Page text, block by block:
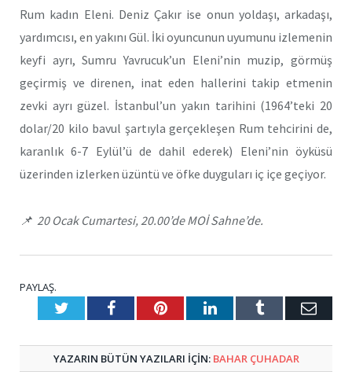
Rum kadın Eleni. Deniz Çakır ise onun yoldaşı, arkadaşı,
yardımcısı, en yakını Gül. İki oyuncunun uyumunu izlemenin
keyfi ayrı, Sumru Yavrucuk’un Eleni’nin muzip, görmüş
geçirmiş ve direnen, inat eden hallerini takip etmenin
zevki ayrı güzel. İstanbul’un yakın tarihini (1964’teki 20
dolar/20 kilo bavul şartıyla gerçekleşen Rum tehcirini de,
karanlık 6-7 Eylül’ü de dahil ederek) Eleni’nin öyküsü
üzerinden izlerken üzüntü ve öfke duyguları iç içe geçiyor.
📌 20 Ocak Cumartesi, 20.00’de MOİ Sahne’de.
PAYLAŞ.
TwitterFacebookPinterestLinkedInTumblr E-
YAZARIN BÜTÜN YAZILARI IÇIN: BAHAR ÇUHADAR